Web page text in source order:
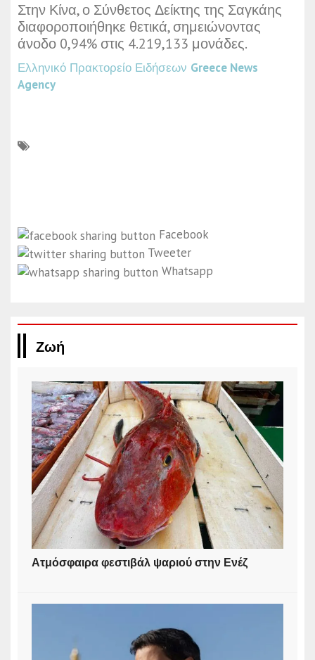
Στην Κίνα, ο Σύνθετος Δείκτης της Σαγκάης
διαφοροποιήθηκε θετικά, σημειώνοντας
άνοδο 0,94% στις 4.219,133 μονάδες.
Ελληνικό Πρακτορείο Ειδήσεων Greece News
Agency
Facebook
Tweeter
Whatsapp
Ζωή
Ατμόσφαιρα φεστιβάλ ψαριού στην Ενέζ